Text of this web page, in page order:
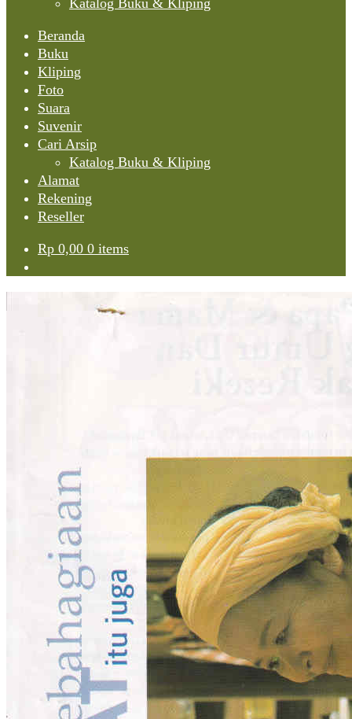
Katalog Buku & Kliping
Beranda
Buku
Kliping
Foto
Suara
Suvenir
Cari Arsip
Katalog Buku & Kliping
Alamat
Rekening
Reseller
Rp 0,00 0 items